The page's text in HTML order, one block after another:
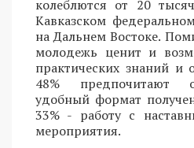
колеблются от 20
Кавказском
на Дальнем Востоке.
молодежь ценит и
практических знаний и
48% предпочитают
удобный формат
33% - работу с
мероприятия.